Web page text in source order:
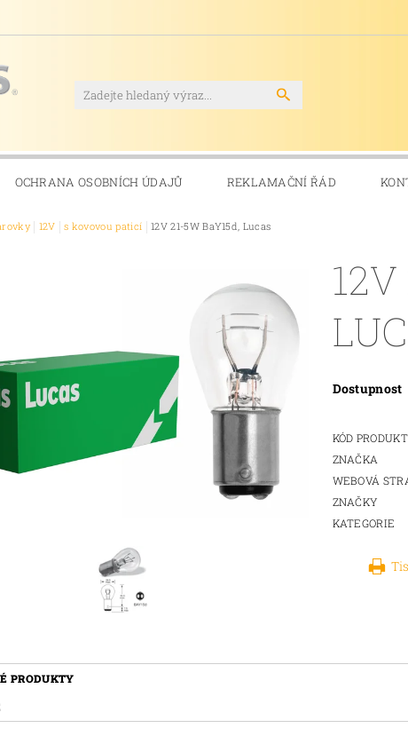
OCHRANA OSOBNÍCH ÚDAJŮ REKLAMAČNÍ ŘÁD
12V s kovovou paticí 12V 21-5W BaY15d, Lucas
Dostupnost
KÓD
ZNAČKA
WEBOVÁ
ZNAČKY
KATEGORIE
PRODUKTY